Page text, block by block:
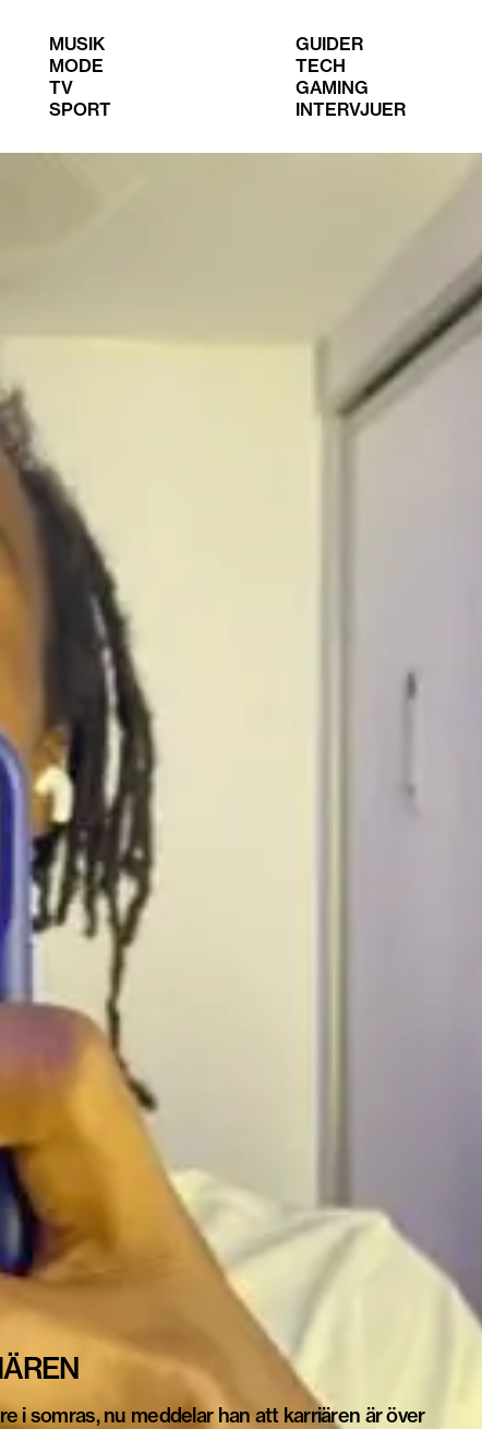
MUSIK
MODE
TV
SPORT
GUIDER
TECH
GAMING
INTERVJUER
i somras, nu meddelar han att karriären är över